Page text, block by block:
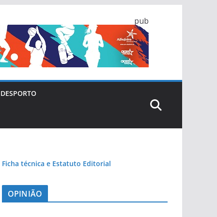
pub
DESPORTO
Ficha técnica e Estatuto Editorial
OPINIÃO